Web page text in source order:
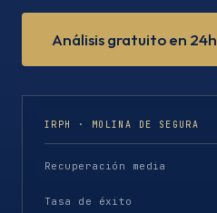
Análisis gratuito en 24h
IRPH · MOLINA DE SEGURA
Recuperación media
Tasa de éxito